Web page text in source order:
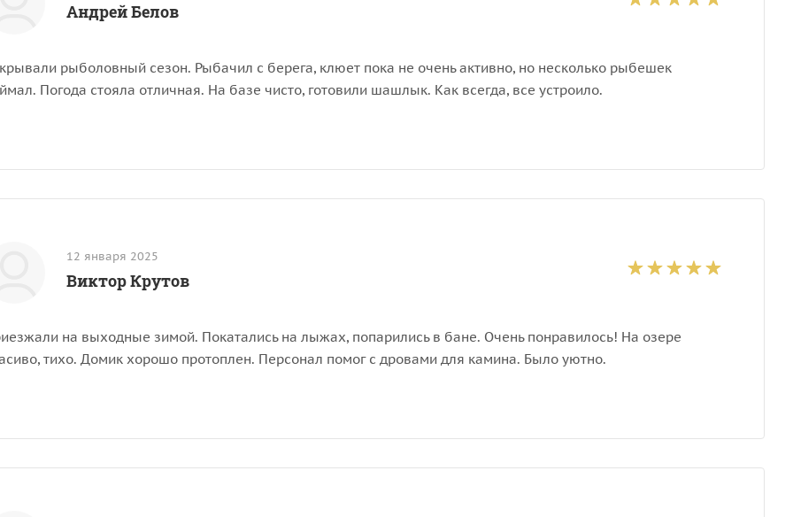
Андрей Белов
рыболовный сезон. Рыбачил с берега, клюет пока не очень активно, но несколько рыбешек
Погода стояла отличная. На базе чисто, готовили шашлык. Как всегда, все устроило.
12 января 2025
Виктор Крутов
на выходные зимой. Покатались на лыжах, попарились в бане. Очень понравилось! На озере
тихо. Домик хорошо протоплен. Персонал помог с дровами для камина. Было уютно.